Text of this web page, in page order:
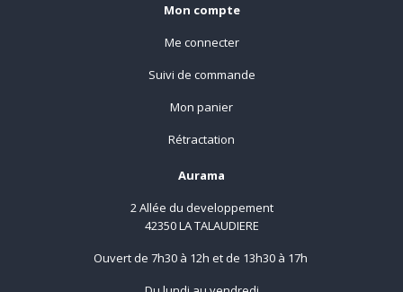
Mon compte
Me connecter
Suivi de commande
Mon panier
Rétractation
Aurama
2 Allée du developpement
42350 LA TALAUDIERE
Ouvert de 7h30 à 12h et de 13h30 à 17h